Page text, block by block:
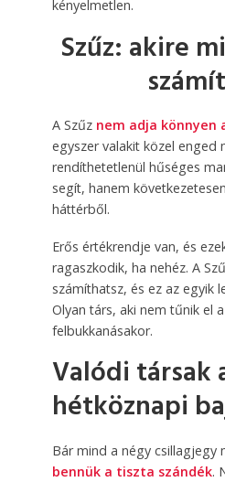
kényelmetlen.
Szűz: akire
A Szűz nem adja könnyen
egyszer valakit közel enged
rendíthetetlenül hűséges
segít, hanem
háttérből.
Erős értékrendje van, és
ragaszkodik, ha nehéz. A
számíthatsz, és ez az egyik
Olyan társ, aki nem tűnik el
felbukkanásakor.
Valódi társak
hétköznapi
Bár mind a négy csillagjegy
bennük a tiszta szándék.